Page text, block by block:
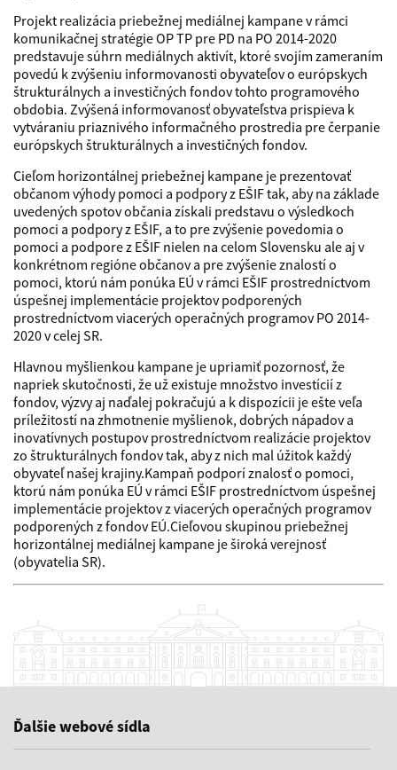
Projekt realizácia priebežnej mediálnej kampane v rámci
komunikačnej stratégie OP TP pre PD na PO 2014-2020
predstavuje súhrn mediálnych aktivít, ktoré svojím zameraním
povedú k zvýšeniu informovanosti obyvateľov o európskych
štrukturálnych a investičných fondov tohto programového
obdobia. Zvýšená informovanosť obyvateľstva prispieva k
vytváraniu priaznivého informačného prostredia pre čerpanie
európskych štrukturálnych a investičných fondov.
Cieľom horizontálnej priebežnej kampane je prezentovať
občanom výhody pomoci a podpory z EŠIF tak, aby na základe
uvedených spotov občania získali predstavu o výsledkoch
pomoci a podpory z EŠIF, a to pre zvýšenie povedomia o
pomoci a podpore z EŠIF nielen na celom Slovensku ale aj v
konkrétnom regióne občanov a pre zvýšenie znalostí o
pomoci, ktorú nám ponúka EÚ v rámci EŠIF prostredníctvom
úspešnej implementácie projektov podporených
prostredníctvom viacerých operačných programov PO 2014-
2020 v celej SR.
Hlavnou myšlienkou kampane je upriamiť pozornosť, že
napriek skutočnosti, že už existuje množstvo investícií z
fondov, výzvy aj naďalej pokračujú a k dispozícii je ešte veľa
príležitostí na zhmotnenie myšlienok, dobrých nápadov a
inovatívnych postupov prostredníctvom realizácie projektov
zo štrukturálnych fondov tak, aby z nich mal úžitok každý
obyvateľ našej krajiny.Kampaň podporí znalosť o pomoci,
ktorú nám ponúka EÚ v rámci EŠIF prostredníctvom úspešnej
implementácie projektov z viacerých operačných programov
podporených z fondov EÚ.Cieľovou skupinou priebežnej
horizontálnej mediálnej kampane je široká verejnosť
(obyvatelia SR).
Ďalšie webové sídla